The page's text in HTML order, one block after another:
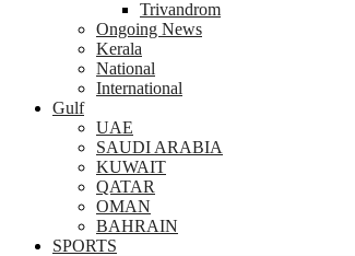
Trivandrom
Ongoing News
Kerala
National
International
Gulf
UAE
SAUDI ARABIA
KUWAIT
QATAR
OMAN
BAHRAIN
SPORTS